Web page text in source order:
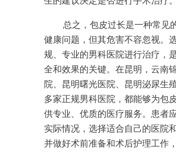
总之，包皮过长是一种常见
健康问题，但其危害不容忽视。
规、专业的男科医院进行治疗，
全和效果的关键。在昆明，云南
院、昆明曙光医院、昆明泌尿生
多家正规男科医院，都能够为包
供专业、优质的医疗服务。患者
实际情况，选择适合自己的医院
并做好术前准备和术后护理工作